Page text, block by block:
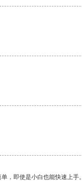
，即使是小白也能快速上手。